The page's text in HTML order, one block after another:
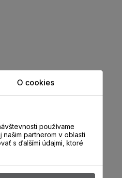
O cookies
používame
partnerom v oblasti
s ďalšími údajmi, ktoré